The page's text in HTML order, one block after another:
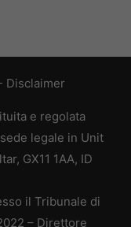
Disclaimer
e regolata
legale in Unit
GX11 1AA, ID
il Tribunale di
– Direttore